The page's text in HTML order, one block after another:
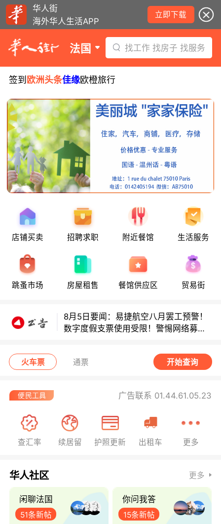
华人街
海外华人生活APP
立即下载
法国 找工作 找房子 找服务
签到 欧洲头条佳缘欧橙旅行
店铺买卖 招聘求职 附近餐馆 生活服务
跳蚤市场 房屋租售 餐馆供应区 贸易街
8月5日要闻：易捷航空八月罢工预警！
数字度假支票使用受限！警惕网络募捐
数字度假支票使用受限！警惕网络募捐
骗局！
数字度假支票使用受限！警惕网络募捐
骗局！
火车票 通票 开始查询
广告联系 01.44.61.05.23
查汇率 续居留 护照更新 出租车 更多
华人社区 更多
闲聊法国
51条新帖
你问我答
15条新帖